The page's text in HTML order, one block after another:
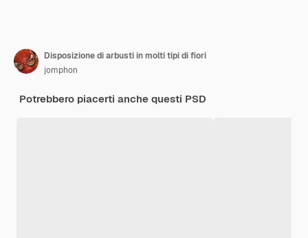
Disposizione di arbusti in molti tipi di fiori
jomphon
Potrebbero piacerti anche questi PSD